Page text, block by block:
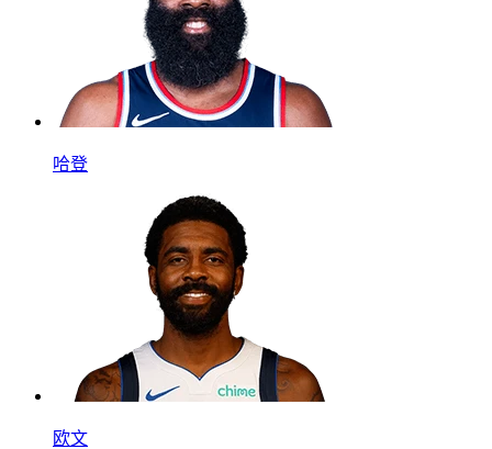
哈登
欧文